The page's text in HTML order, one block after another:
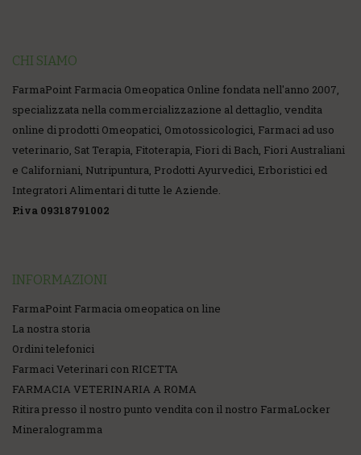
CHI SIAMO
FarmaPoint Farmacia Omeopatica Online fondata nell'anno 2007,
specializzata nella commercializzazione al dettaglio, vendita
online di prodotti Omeopatici, Omotossicologici, Farmaci ad uso
veterinario, Sat Terapia, Fitoterapia, Fiori di Bach, Fiori Australiani
e Californiani, Nutripuntura, Prodotti Ayurvedici, Erboristici ed
Integratori Alimentari di tutte le Aziende.
P.iva 09318791002
INFORMAZIONI
FarmaPoint Farmacia omeopatica on line
La nostra storia
Ordini telefonici
Farmaci Veterinari con RICETTA
FARMACIA VETERINARIA A ROMA
Ritira presso il nostro punto vendita con il nostro FarmaLocker
Mineralogramma